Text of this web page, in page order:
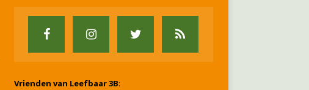
Vrienden van Leefbaar 3B: